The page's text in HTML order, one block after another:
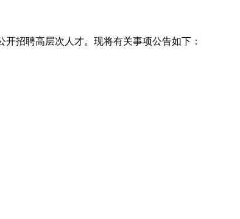
招聘高层次人才。现将有关事项公告如下：